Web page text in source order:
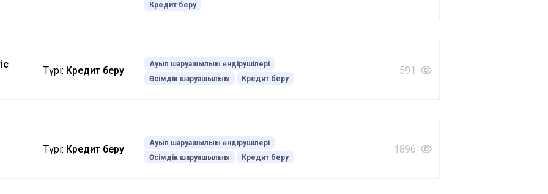
Кредит беру
Түрі: Кредит беру
Ауыл шаруашылығы өндірушілері
Өсімдік шаруашылығы
Кредит беру
591
Түрі: Кредит беру
Ауыл шаруашылығы өндірушілері
Өсімдік шаруашылығы
Кредит беру
1896